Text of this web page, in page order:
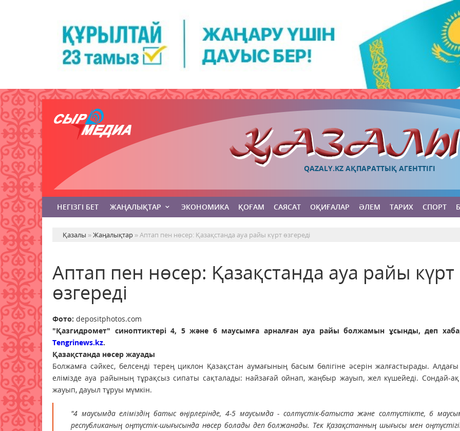
QAZALY.KZ АҚПАРАТТЫҚ АГЕНТТІГІ
НЕГІЗГІ БЕТ ЖАҢАЛЫҚТАР ЭКОНОМИКА ҚОҒАМ САЯСАТ ОҚИҒАЛАР ӘЛЕМ ТАРИХ СПОРТ
Қазалы »Жаңалықтар » Аптап пен нөсер: Қазақстанда ауа райы күрт өзгереді
Аптап пен нөсер: Қазақстанда ауа райы күрт
өзгереді
Фото: depositphotos.com
"Қазгидромет" синоптиктері 4, 5 және 6 маусымға арналған ауа райы болжамын ұсынды, деп
Tengrinews.kz.
Қазақстанда нөсер жауады
Болжамға сәйкес, белсенді терең циклон Қазақстан аумағының басым бөлігіне әсерін жалғастырады. Алдағы
елімізде ауа райының тұрақсыз сипаты сақталады: найзағай ойнап, жаңбыр жауып, жел күшейеді. Сондай-
жауып, дауыл тұруы мүмкін.
"4 маусымда еліміздің батыс өңірлерінде, 4-5 маусымда - солтүстік-батыста және солтүстікте, 6
республиканың оңтүстік-шығысында нөсер болады деп болжанады. Тек Қазақстанның шығысы мен